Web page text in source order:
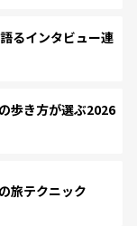
るインタビュー連
歩き方が選ぶ2026
旅テクニック